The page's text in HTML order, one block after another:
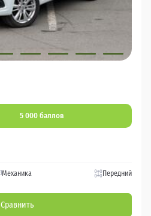
5 000 баллов
Механика Передний
Сравнить